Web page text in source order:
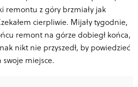
remontu z góry brzmiały jak
cierpliwie. Mijały tygodnie,
remont na górze dobiegł końca,
nikt nie przyszedł, by powiedzieć
miejsce.